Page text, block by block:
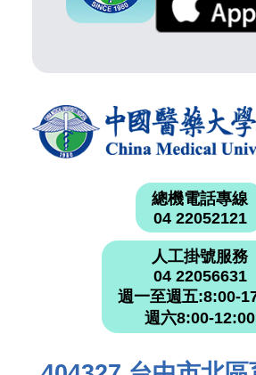
總機電話專線
04 22052121
人工掛號服務
04 22056631
週一至週五:8:00-
週六8:00-12:00